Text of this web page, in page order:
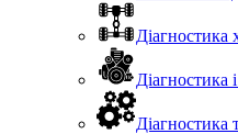
Діагностика
Діагностика
Діагностика